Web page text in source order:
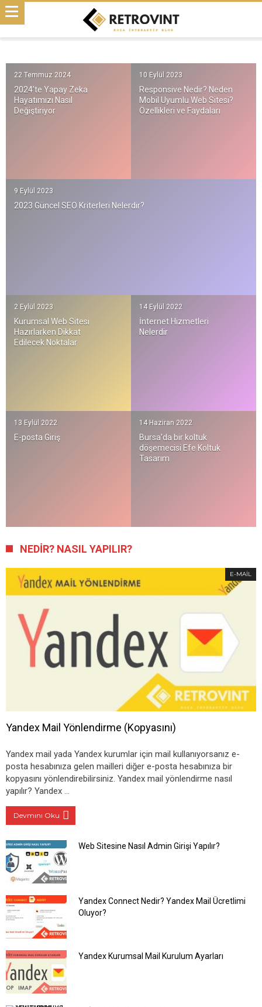
22 Temmuz 2024
2024’te Yapay Zeka
Hayatımızı Nasıl
Değiştiriyor
10 Eylül 2023
Responsive Nedir? Neden
Mobil Uyumlu Web Sitesi?
Özellikleri ve Faydaları
9 Eylül 2023
2023 Güncel SEO Kriterleri Nelerdir?
2 Eylül 2023
Kurumsal Web Sitesi
Hazırlarken Dikkat
Edilecek Noktalar
14 Eylül 2022
İnternet Hizmetleri
Nelerdir
13 Eylül 2022
E-posta Giriş
14 Haziran 2022
Bursa’da bir koltuk
döşemecisi Efe Koltuk
Tasarım
NEDIR? NASIL YAPILIR?
E-MAIL
Yandex Mail Yönlendirme (Kopyasını)
Yandex mail yada Yandex kurumlar için mail kullanıyorsanız e-
posta hesabınıza gelen mailleri diğer e-posta hesabınıza bir
kopyasını yönlendirebilirsiniz. Yandex mail yönlendirme nasıl
yapılır? Yandex …
Devmını Oku
Web Sitesine Nasıl Admin Girişi Yapılır?
Yandex Connect Nedir? Yandex Mail Ücretlimi
Oluyor?
Yandex Kurumsal Mail Kurulum Ayarları